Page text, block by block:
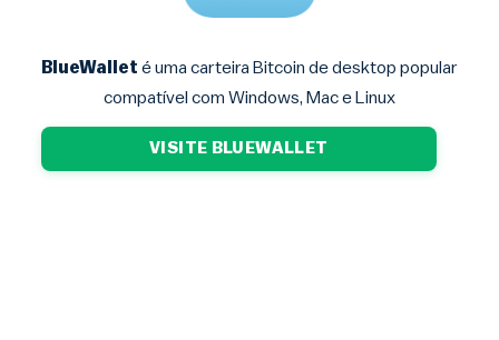
BlueWallet é uma carteira Bitcoin de desktop popular
compatível com Windows, Mac e Linux
VISITE BLUEWALLET